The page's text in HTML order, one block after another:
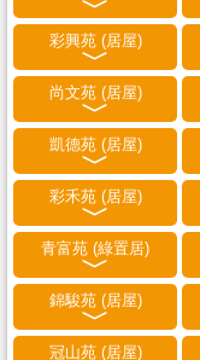
彩興苑 (居屋)
尚文苑 (居屋)
凱德苑 (居屋)
彩禾苑 (居屋)
青富苑 (綠置居)
錦駿苑 (居屋)
冠山苑 (居屋)